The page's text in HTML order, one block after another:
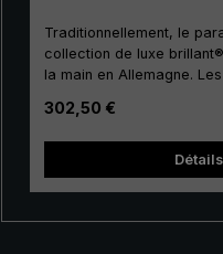
Traditionnellement, le
collection de luxe
la main en Allemagne.
pour hommes un investissement
couverture est fabriquée
européen de haute qualité
la canne, les baleines et
une stabilité particulière.
Prix régulier :
302,50 €